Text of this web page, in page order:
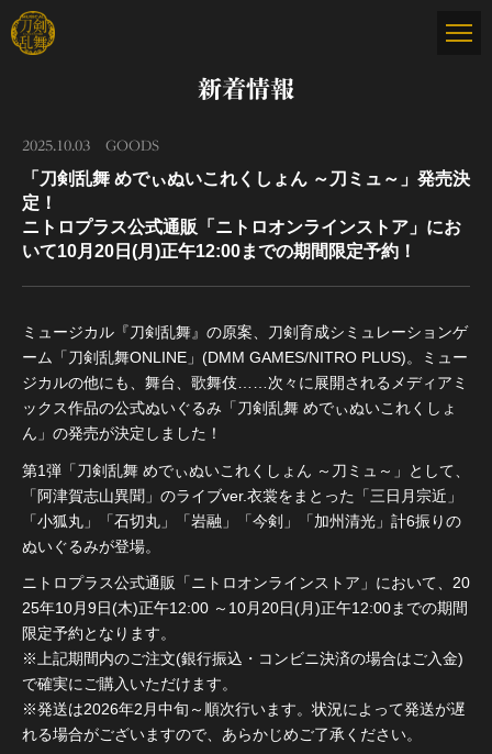
新着情報
2025.10.03 GOODS
「刀剣乱舞 めでぃぬいこれくしょん ～刀ミュ～」発売決
定！
ニトロプラス公式通販「ニトロオンラインストア」にお
いて10月20日(月)正午12:00までの期間限定予約！
ミュージカル『刀剣乱舞』の原案、刀剣育成シミュレーションゲ
ーム「刀剣乱舞ONLINE」(DMM GAMES/NITRO PLUS)。ミュー
ジカルの他にも、舞台、歌舞伎……次々に展開されるメディアミ
ックス作品の公式ぬいぐるみ「刀剣乱舞 めでぃぬいこれくしょ
ん」の発売が決定しました！
第1弾「刀剣乱舞 めでぃぬいこれくしょん ～刀ミュ～」として、
「阿津賀志山異聞」のライブver.衣裳をまとった「三日月宗近」
「小狐丸」「石切丸」「岩融」「今剣」「加州清光」計6振りの
ぬいぐるみが登場。
ニトロプラス公式通販「ニトロオンラインストア」において、20
25年10月9日(木)正午12:00 ～10月20日(月)正午12:00までの期間
限定予約となります。
※上記期間内のご注文(銀行振込・コンビニ決済の場合はご入金)
で確実にご購入いただけます。
※発送は2026年2月中旬～順次行います。状況によって発送が遅
れる場合がございますので、あらかじめご了承ください。